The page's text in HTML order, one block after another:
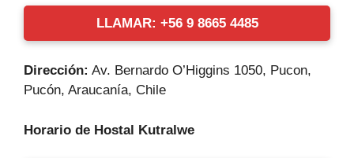
LLAMAR: +56 9 8665 4485
Dirección: Av. Bernardo O’Higgins 1050, Pucon,
Pucón, Araucanía, Chile
Horario de Hostal Kutralwe